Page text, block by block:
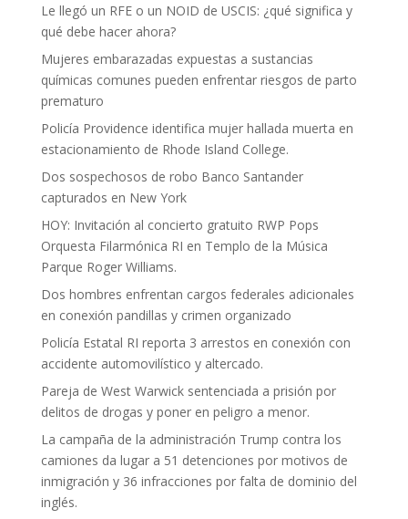
Le llegó un RFE o un NOID de USCIS: ¿qué significa y
qué debe hacer ahora?
Mujeres embarazadas expuestas a sustancias
químicas comunes pueden enfrentar riesgos de parto
prematuro
Policía Providence identifica mujer hallada muerta en
estacionamiento de Rhode Island College.
Dos sospechosos de robo Banco Santander
capturados en New York
HOY: Invitación al concierto gratuito RWP Pops
Orquesta Filarmónica RI en Templo de la Música
Parque Roger Williams.
Dos hombres enfrentan cargos federales adicionales
en conexión pandillas y crimen organizado
Policía Estatal RI reporta 3 arrestos en conexión con
accidente automovilístico y altercado.
Pareja de West Warwick sentenciada a prisión por
delitos de drogas y poner en peligro a menor.
La campaña de la administración Trump contra los
camiones da lugar a 51 detenciones por motivos de
inmigración y 36 infracciones por falta de dominio del
inglés.